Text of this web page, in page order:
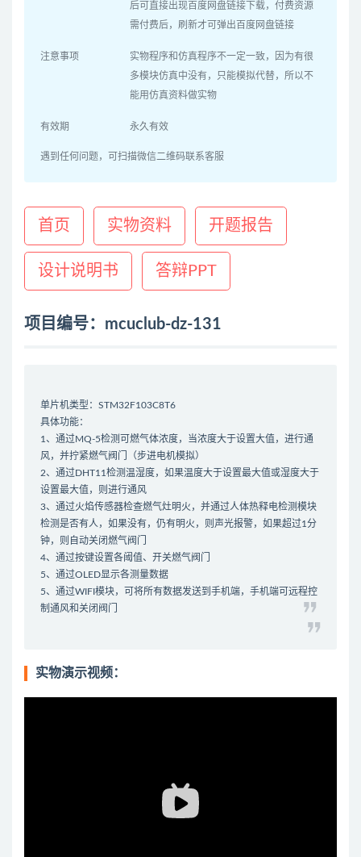
后可直接出现百度网盘链接下载，付费资源
需付费后，刷新才可弹出百度网盘链接
注意事项
实物程序和仿真程序不一定一致，因为有很
多模块仿真中没有，只能模拟代替，所以不
能用仿真资料做实物
有效期 永久有效
遇到任何问题，可扫描微信二维码联系客服
首页 实物资料 开题报告
设计说明书 答辩PPT
项目编号：mcuclub-dz-131
单片机类型：STM32F103C8T6
具体功能：
1、通过MQ-5检测可燃气体浓度，当浓度大于设置大值，进行通
风，并拧紧燃气阀门（步进电机模拟）
2、通过DHT11检测温湿度，如果温度大于设置最大值或湿度大于
设置最大值，则进行通风
3、通过火焰传感器检查燃气灶明火，并通过人体热释电检测模块
检测是否有人，如果没有，仍有明火，则声光报警，如果超过1分
钟，则自动关闭燃气阀门
4、通过按键设置各阈值、开关燃气阀门
5、通过OLED显示各测量数据
5、通过WIFI模块，可将所有数据发送到手机端，手机端可远程控
制通风和关闭阀门
实物演示视频：